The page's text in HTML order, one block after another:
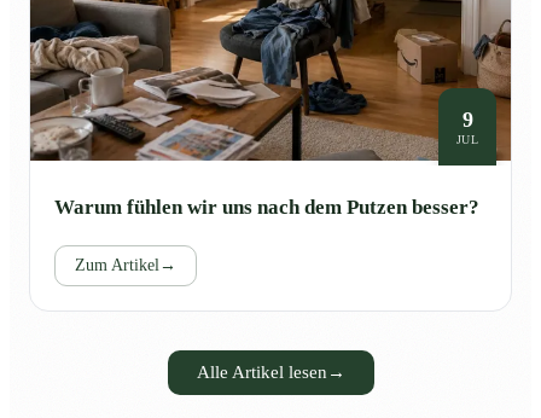
9
JUL
Warum fühlen wir uns nach dem Putzen besser?
Zum Artikel→
Alle Artikel lesen →